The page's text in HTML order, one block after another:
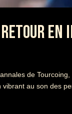
de
au son des